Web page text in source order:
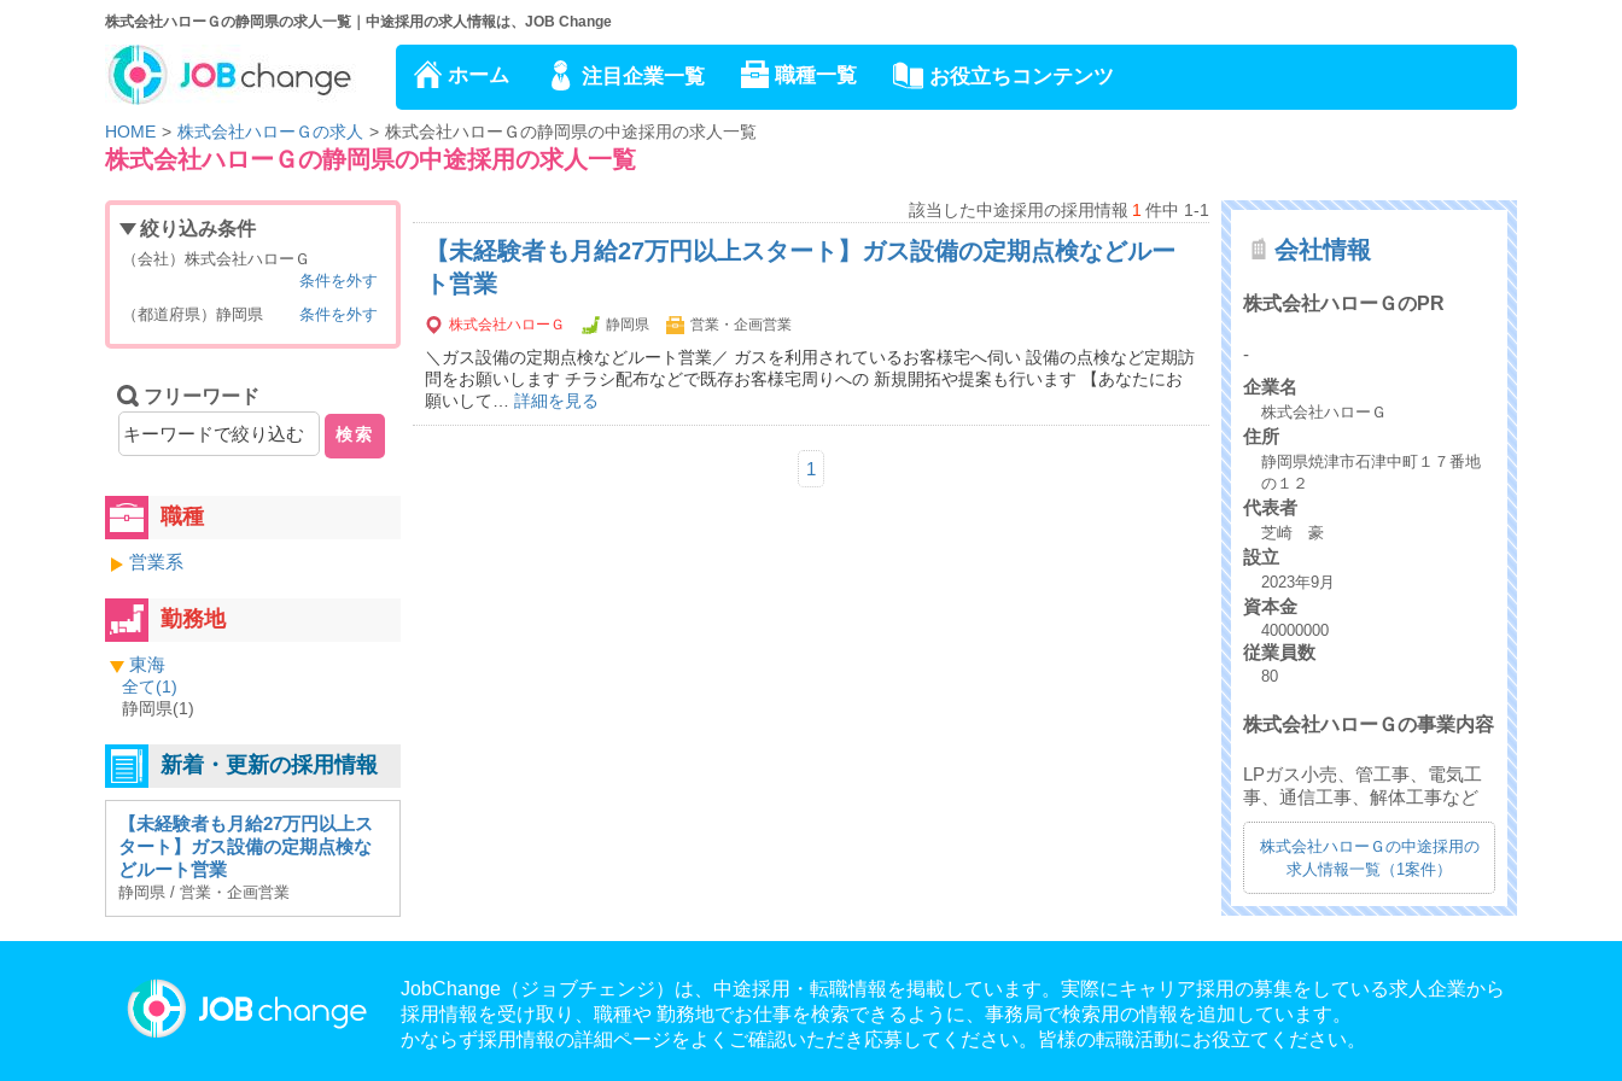
株式会社ハローＧの静岡県の求人一覧｜中途採用の求人情報は、JOB Change
ホーム 注目企業一覧 職種一覧 お役立ちコンテンツ
HOME 株式会社ハローＧの求人 株式会社ハローＧの静岡県の中途採用の求人一覧
株式会社ハローＧの静岡県の中途採用の求人一覧
該当した中途採用の採用情報 1 件中 1-1
【未経験者も月給27万円以上スタート】ガス設備の定期点検などルー
ト営業
株式会社ハローＧ 静岡県 営業・企画営業
＼ガス設備の定期点検などルート営業／ ガスを利用されているお客様宅へ伺い 設備の点検など定期訪
問をお願いします チラシ配布などで既存お客様宅周りへの 新規開拓や提案も行います 【あなたにお
願いして… 詳細を見る
1
絞り込み条件
（会社）株式会社ハローＧ
条件を外す
（都道府県）静岡県
条件を外す
フリーワード
検索
職種
営業系
勤務地
東海
全て(1)
静岡県(1)
新着・更新の採用情報
【未経験者も月給27万円以上ス
タート】ガス設備の定期点検な
どルート営業
静岡県 / 営業・企画営業
会社情報
株式会社ハローＧのPR
-
企業名
株式会社ハローＧ
住所
静岡県焼津市石津中町１７番地
の１２
代表者
芝崎 豪
設立
2023年9月
資本金
40000000
従業員数
80
株式会社ハローＧの事業内容
LPガス小売、管工事、電気工
事、通信工事、解体工事など
株式会社ハローＧの中途採用の
求人情報一覧（1案件）
JobChange（ジョブチェンジ）は、中途採用・転職情報を掲載しています。実際にキャリア採用の募集をしている求人企業から
採用情報を受け取り、職種や 勤務地でお仕事を検索できるように、事務局で検索用の情報を追加しています。
かならず採用情報の詳細ページをよくご確認いただき応募してください。皆様の転職活動にお役立てください。